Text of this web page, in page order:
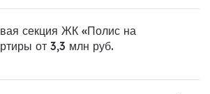
секция ЖК «Полис на
от 3,3 млн руб.